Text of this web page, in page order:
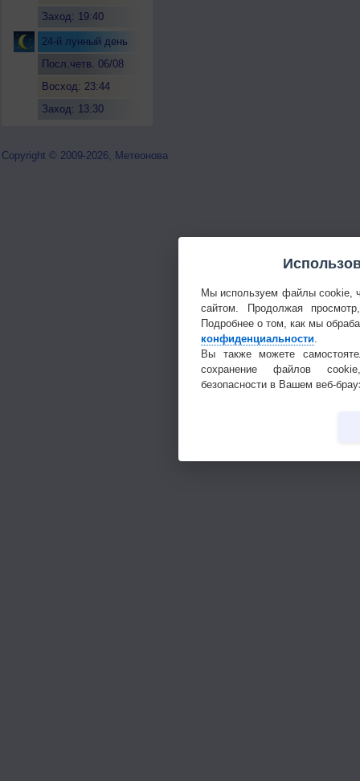
Заход: 19:40
24-й лунный день
Посл.четв. 06/08
Восход: 23:44
Заход: 13:30
Copyright © 2009-2026, Метеонова
Мы используем файлы cookie,
сайтом. Продолжая
Подробнее о том, как мы
конфиденциальности.
Вы также можете
сохранение файлов
безопасности в Вашем веб-